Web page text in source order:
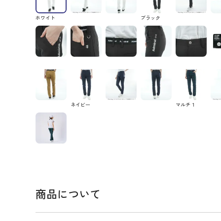
ホワイト ブラック
ネイビー マルチ１
商品について